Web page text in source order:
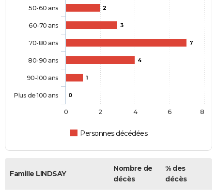
2
3
7
4
1
0
Personnes décédées
50-60 ans
60-70 ans
70-80 ans
80-90 ans
90-100 ans
Plus de 100 ans
0 2 4 6 8
Famille LINDSAY
Nombre de
décès
% des
décès